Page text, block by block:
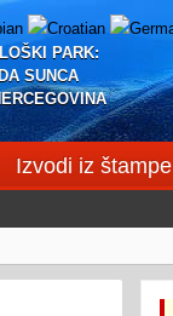
PARK:
SUNCA
Izvodi iz štampe